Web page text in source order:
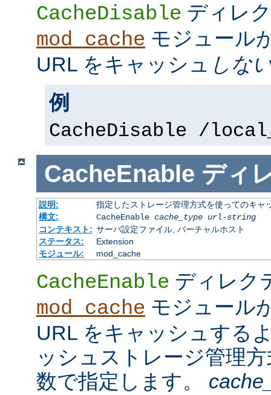
CacheDisable ディレ
mod_cache モジュール
URL をキャッシュ しな
例
CacheDisable /
CacheEnable ディ
説明:
指定したストレージ管理方式を使ってのキャ
構文:
CacheEnable cache_type url-string
コンテキスト: サーバ設定ファイル, バーチャルホスト
ステータス:
Extension
モジュール:
mod_cache
CacheEnable ディレク
mod_cache モジュール
URL をキャッシュする
ッシュストレージ管理
数で指定します。